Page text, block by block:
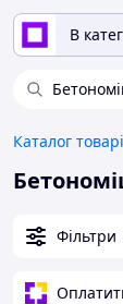
В
Каталог
Фільтри